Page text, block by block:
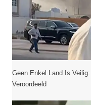
Geen Enkel Land Is
Veroordeeld